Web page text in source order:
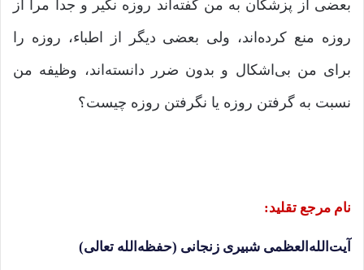
بعضی از پزشکان به من گفته‌اند روزه نگیر و جدا مرا از
روزه منع کرده‌اند، ولی بعضی دیگر از اطباء، روزه را
برای من بی‌اشکال و بدون ضرر دانسته‌اند، وظیفه من
نسبت به گرفتن روزه یا نگرفتن روزه چیست؟
نام مرجع تقلید:
آیت‌الله‌العظمی شبیری زنجانی (حفظه‌الله تعالی)